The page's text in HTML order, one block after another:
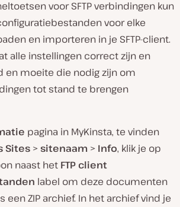
voor SFTP verbindingen kun
voor elke
en importeren in je SFTP-client.
alle instellingen correct zijn en
en moeite die nodig zijn om
tot stand te brengen
pagina in MyKinsta, te vinden
Sites >sitenaam > Info, klik je op
naast het FTP client
label om deze documenten
een ZIP archief. In het archief vind je